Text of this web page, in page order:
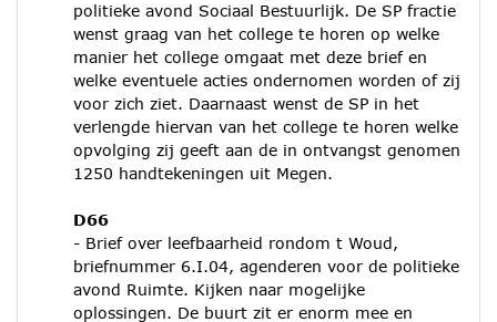
politieke avond Sociaal Bestuurlijk. De SP fractie
wenst graag van het college te horen op welke
manier het college omgaat met deze brief en
welke eventuele acties ondernomen worden of zij
voor zich ziet. Daarnaast wenst de SP in het
verlengde hiervan van het college te horen welke
opvolging zij geeft aan de in ontvangst genomen
1250 handtekeningen uit Megen.
D66
- Brief over leefbaarheid rondom t Woud,
briefnummer 6.I.04, agenderen voor de politieke
avond Ruimte. Kijken naar mogelijke
oplossingen. De buurt zit er enorm mee en